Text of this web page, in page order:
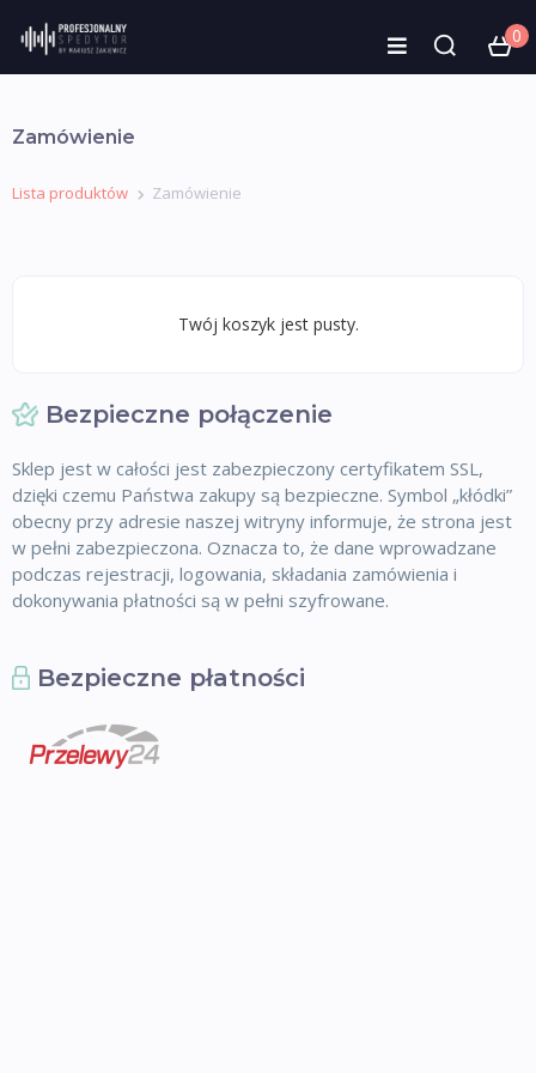
0
Zamówienie
Lista produktów Zamówienie
Twój koszyk jest pusty.
Bezpieczne połączenie
Sklep jest w całości jest zabezpieczony certyfikatem SSL,
dzięki czemu Państwa zakupy są bezpieczne. Symbol „kłódki”
obecny przy adresie naszej witryny informuje, że strona jest
w pełni zabezpieczona. Oznacza to, że dane wprowadzane
podczas rejestracji, logowania, składania zamówienia i
dokonywania płatności są w pełni szyfrowane.
Bezpieczne płatności